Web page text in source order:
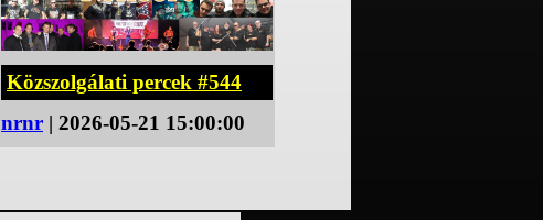
Közszolgálati percek #544
nrnr | 2026-05-21 15:00:00